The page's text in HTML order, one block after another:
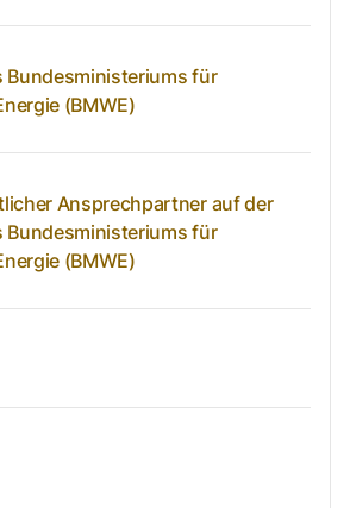
Bundesministeriums für
(BMWE)
Ansprechpartner auf der
Bundesministeriums für
(BMWE)